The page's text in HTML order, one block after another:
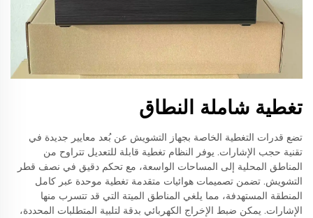
تغطية شاملة النطاق
تضع قدرات التغطية الخاصة بجهاز التشويش عن بُعد معايير جديدة في
تقنية حجب الإشارات. يوفر النظام تغطية قابلة للتعديل تتراوح من
المناطق المحلية إلى المساحات الواسعة، مع تحكم دقيق في نصف قطر
التشويش. تضمن تصميمات هوائيات متقدمة تغطية موحدة عبر كامل
المنطقة المستهدفة، مما يلغي المناطق الميتة التي قد تتسرب منها
الإشارات. يمكن ضبط الإخراج الكهربائي بدقة لتلبية المتطلبات المحددة،